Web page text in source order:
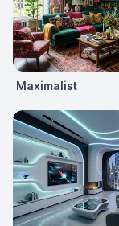
Maximalist